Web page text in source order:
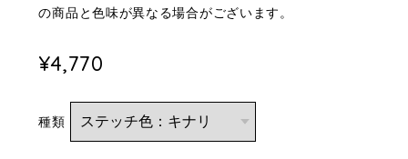
の商品と色味が異なる場合がございます。
¥4,770
種類